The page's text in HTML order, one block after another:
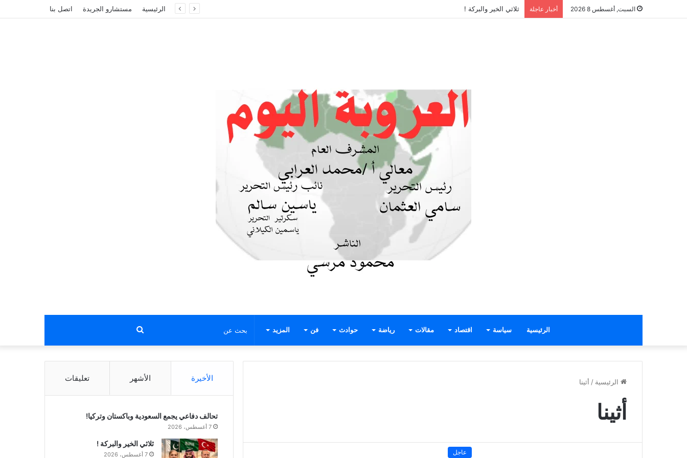
السبت, أغسطس 8 2026 أخبار عاجلة ثلاثي الخير والبركة ! الرئيسية مستشارو الجريدة اتصل بنا
الرئيسية سياسة اقتصاد مقالات رياضة حوادث فن المزيد بحث
عن
الرئيسية / أثينا
أثينا
عاجل
الأخيرة الأشهر تعليقات
تحالف دفاعي يجمع السعودية وباكستان وتركيا!
7 أغسطس، 2026
ثلاثي الخير والبركة !
7 أغسطس، 2026